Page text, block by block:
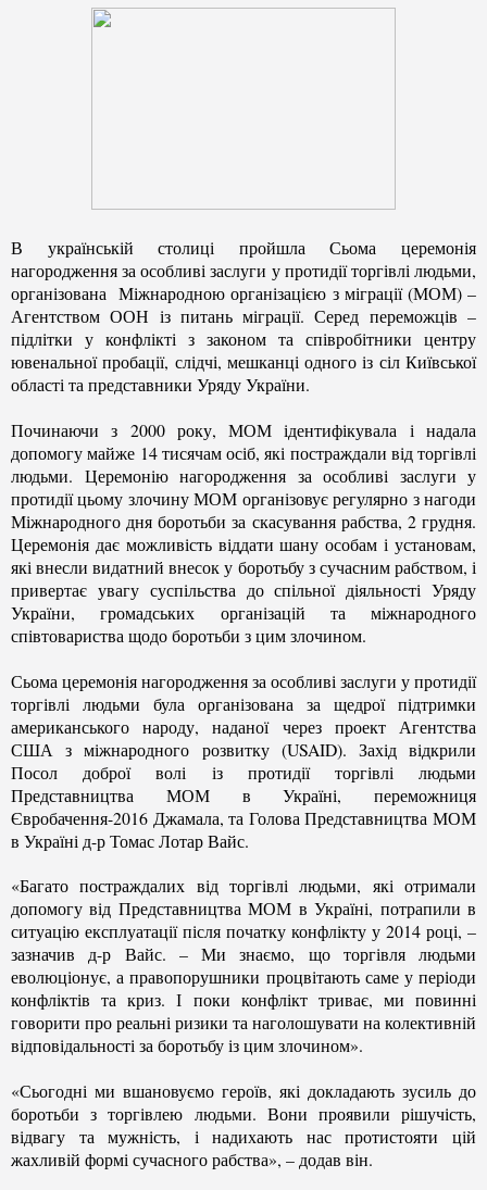
В українській столиці пройшла Сьома церемонія
нагородження за особливі заслуги у протидії торгівлі людьми,
організована Міжнародною організацією з міграції (МОМ) –
Агентством ООН із питань міграції. Серед переможців –
підлітки у конфлікті з законом та співробітники центру
ювенальної пробації, слідчі, мешканці одного із сіл Київської
області та представники Уряду України.
Починаючи з 2000 року, МОМ ідентифікувала і надала
допомогу майже 14 тисячам осіб, які постраждали від торгівлі
людьми. Церемонію нагородження за особливі заслуги у
протидії цьому злочину МОМ організовує регулярно з нагоди
Міжнародного дня боротьби за скасування рабства, 2 грудня.
Церемонія дає можливість віддати шану особам і установам,
які внесли видатний внесок у боротьбу з сучасним рабством, і
привертає увагу суспільства до спільної діяльності Уряду
України, громадських організацій та міжнародного
співтовариства щодо боротьби з цим злочином.
Сьома церемонія нагородження за особливі заслуги у протидії
торгівлі людьми була організована за щедрої підтримки
американського народу, наданої через проект Агентства
США з міжнародного розвитку (USAID). Захід відкрили
Посол доброї волі із протидії торгівлі людьми
Представництва МОМ в Україні, переможниця
Євробачення-2016 Джамала, та Голова Представництва МОМ
в Україні д-р Томас Лотар Вайс.
«Багато постраждалих від торгівлі людьми, які отримали
допомогу від Представництва МОМ в Україні, потрапили в
ситуацію експлуатації після початку конфлікту у 2014 році, –
зазначив д-р Вайс. – Ми знаємо, що торгівля людьми
еволюціонує, а правопорушники процвітають саме у періоди
конфліктів та криз. І поки конфлікт триває, ми повинні
говорити про реальні ризики та наголошувати на колективній
відповідальності за боротьбу із цим злочином».
«Сьогодні ми вшановуємо героїв, які докладають зусиль до
боротьби з торгівлею людьми. Вони проявили рішучість,
відвагу та мужність, і надихають нас протистояти цій
жахливій формі сучасного рабства», – додав він.